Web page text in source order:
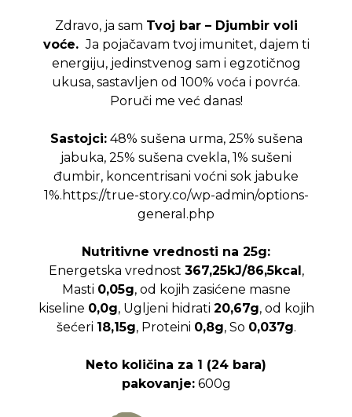
2,280.00 RSD.
Zdravo, ja sam Tvoj bar – Djumbir voli
voće. Ja pojačavam tvoj imunitet, dajem ti
energiju, jedinstvenog sam i egzotičnog
ukusa, sastavljen od 100% voća i povrća.
Poruči me već danas!
Sastojci:48% sušena urma, 25% sušena
jabuka, 25% sušena cvekla, 1% sušeni
đumbir, koncentrisani voćni sok jabuke
1%.https://true-story.co/wp-admin/options-
general.php
Nutritivne vrednosti na 25g:
Energetska vrednost 367,25kJ/86,5kcal,
Masti 0,05g, od kojih zasićene masne
kiseline 0,0g, Ugljeni hidrati 20,67g, od kojih
šećeri 18,15g, Proteini 0,8g, So 0,037g.
Neto količina za 1 (24 bara)
pakovanje:600g